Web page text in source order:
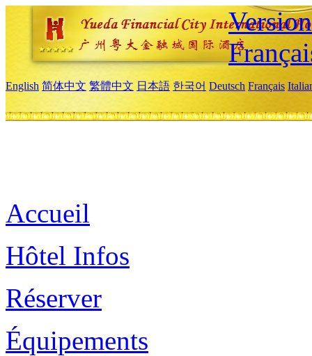
English 简体中文 繁體中文 日本語 한국어 Deutsch Français
Accueil
Hôtel Infos
Réserver
Équipements